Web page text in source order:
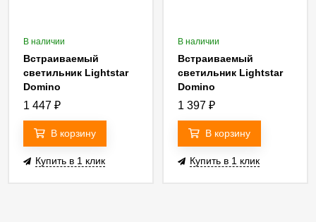
В наличии
Встраиваемый
светильник Lightstar
Domino
(214610+214607+214003)
1 447 ₽
В корзину
Купить в 1 клик
В наличии
Встраиваемый
светильник Lightstar
Domino
(214610+214607+214007)
1 397 ₽
В корзину
Купить в 1 клик